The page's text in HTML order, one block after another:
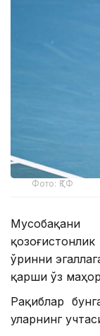
Фото: ҚТФ
Мусобақани
ўринни
қарши ўз
Рақиблар
уларнинг